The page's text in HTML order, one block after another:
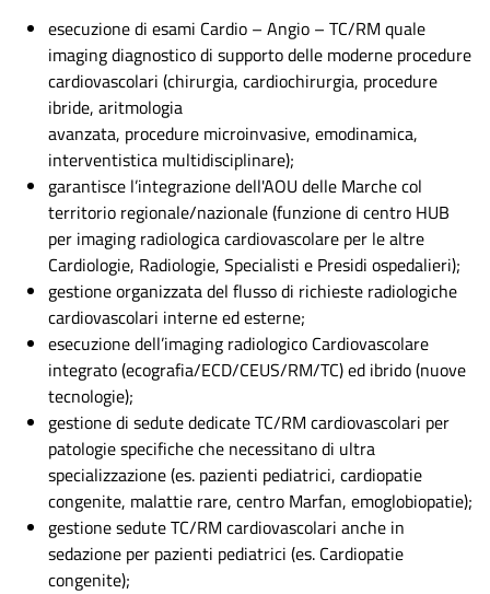
esecuzione di esami Cardio – Angio – TC/RM quale
imaging diagnostico di supporto delle moderne procedure
cardiovascolari (chirurgia, cardiochirurgia, procedure
ibride, aritmologia
avanzata, procedure microinvasive, emodinamica,
interventistica multidisciplinare);
garantisce l’integrazione dell'AOU delle Marche col
territorio regionale/nazionale (funzione di centro HUB
per imaging radiologica cardiovascolare per le altre
Cardiologie, Radiologie, Specialisti e Presidi ospedalieri);
gestione organizzata del flusso di richieste radiologiche
cardiovascolari interne ed esterne;
esecuzione dell’imaging radiologico Cardiovascolare
integrato (ecografia/ECD/CEUS/RM/TC) ed ibrido (nuove
tecnologie);
gestione di sedute dedicate TC/RM cardiovascolari per
patologie specifiche che necessitano di ultra
specializzazione (es. pazienti pediatrici, cardiopatie
congenite, malattie rare, centro Marfan, emoglobiopatie);
gestione sedute TC/RM cardiovascolari anche in
sedazione per pazienti pediatrici (es. Cardiopatie
congenite);